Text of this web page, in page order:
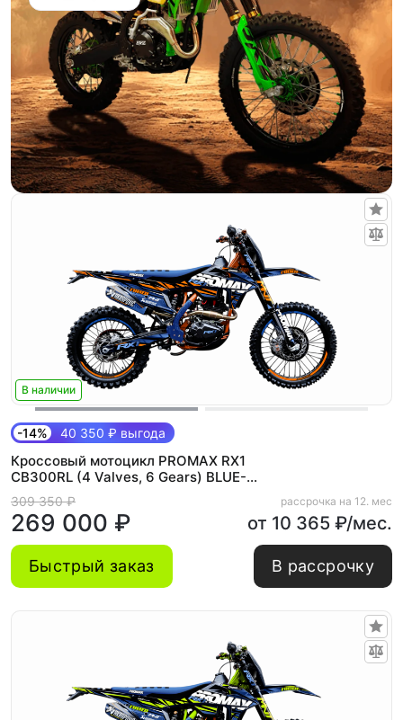
В наличии
-14% 40 350 ₽ выгода
Кроссовый мотоцикл PROMAX RX1
CB300RL (4 Valves, 6 Gears) BLUE-
ORANGE
309 350 ₽
269 000 ₽
рассрочка на 12. мес
от 10 365 ₽/мес.
Быстрый заказ В рассрочку